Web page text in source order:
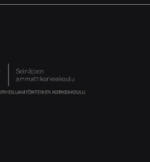
Logo